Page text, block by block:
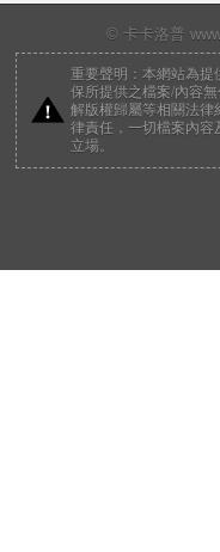
© 卡卡洛普
重要聲明：本網站為
保所提供之檔案/內容
解版權歸屬等相關法律
律責任，一切檔案內
立場。